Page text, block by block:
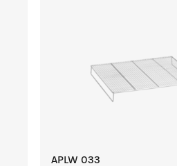
APLW 033